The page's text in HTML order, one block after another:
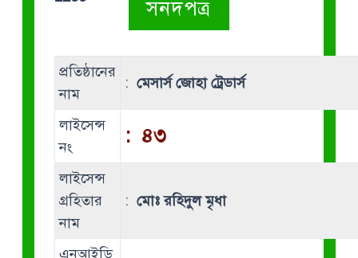
সনদপত্র
প্রতিষ্ঠানের
নাম
: মেসার্স জোহা ট্রেডার্স
লাইসেন্স
নং
: ৪৩
লাইসেন্স
গ্রহিতার
নাম
: মোঃ রহিদুল মৃধা
এনআইডি